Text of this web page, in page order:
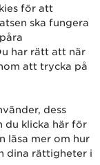
Visa som XML
Visa som XML
Visa som XML
för att
ska fungera
har rätt att när
att trycka på
dess
du klicka här för
läsa mer om hur
dina rättigheter i